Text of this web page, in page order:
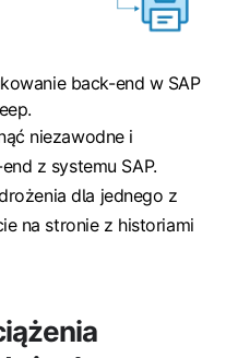
back-end w SAP
niezawodne i
z systemu SAP.
dla jednego z
na stronie z historiami